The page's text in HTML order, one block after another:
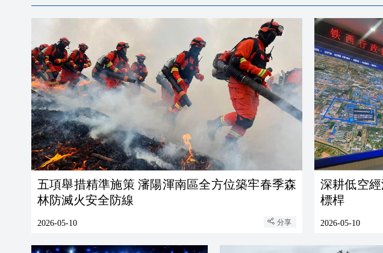
五項舉措精準施策 瀋陽渾南區全方位築牢春季森
林防滅火安全防線
2026-05-10 分享
深耕低空
標桿
2026-05-10